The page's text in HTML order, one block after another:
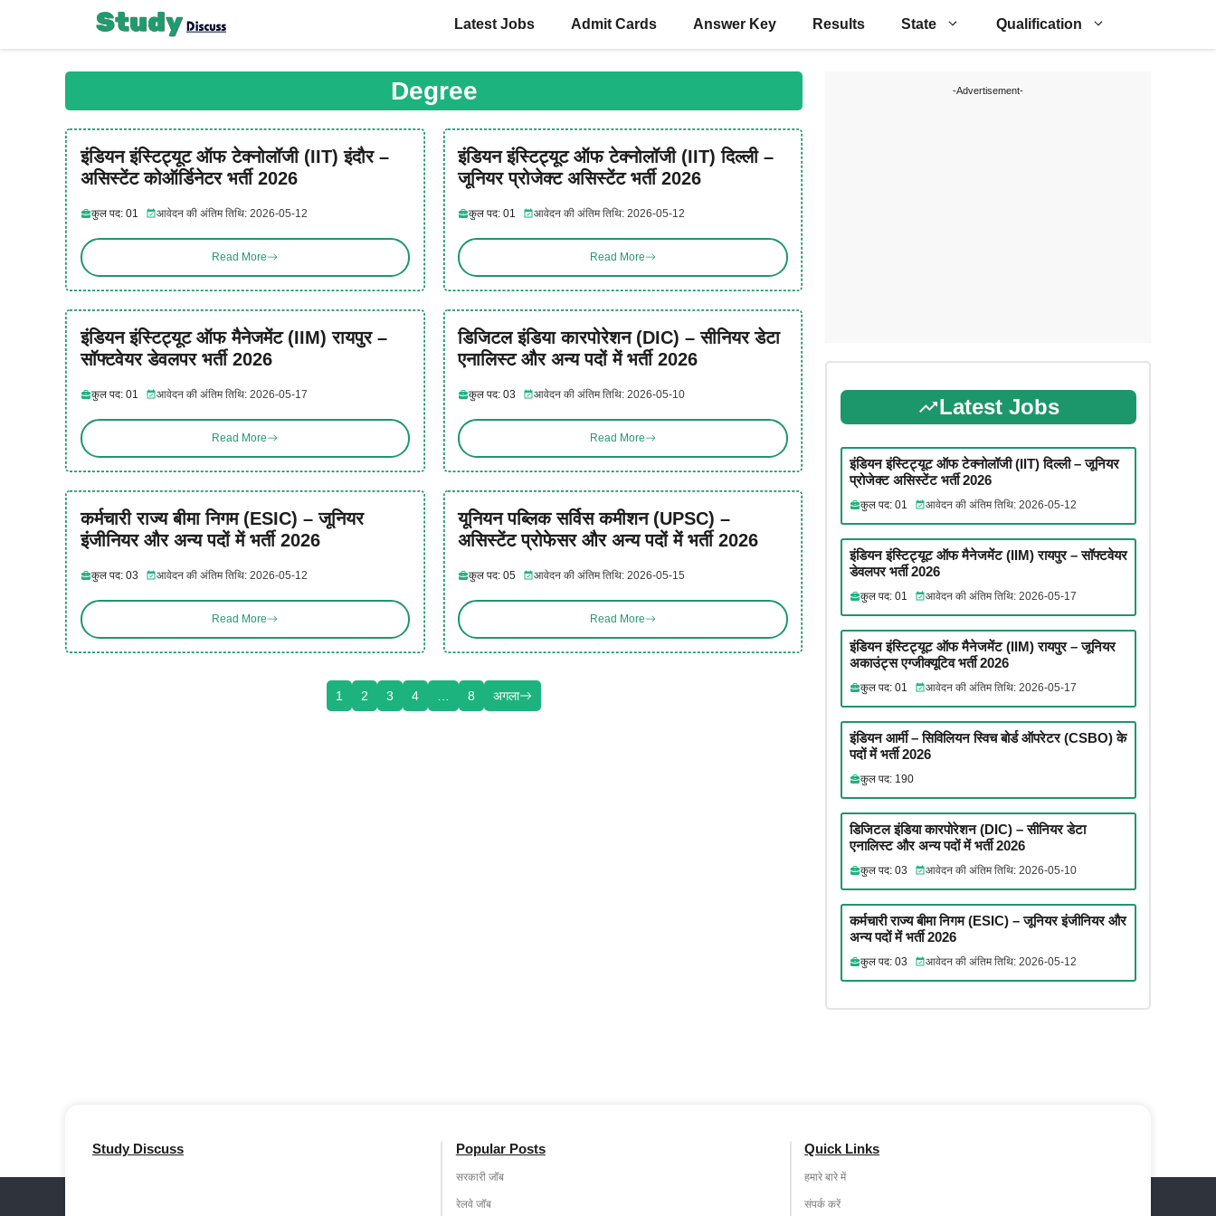
Latest Jobs Admit Cards Answer Key Results State Qualification
Degree
इंडियन इंस्टिट्यूट ऑफ टेक्नोलॉजी (IIT) इंदौर –
असिस्टेंट कोऑर्डिनेटर भर्ती 2026
कुल पद: 01 आवेदन की अंतिम तिथि: 2026-05-12
Read More
इंडियन इंस्टिट्यूट ऑफ टेक्नोलॉजी (IIT) दिल्ली –
जूनियर प्रोजेक्ट असिस्टेंट भर्ती 2026
कुल पद: 01 आवेदन की अंतिम तिथि: 2026-05-12
Read More
इंडियन इंस्टिट्यूट ऑफ मैनेजमेंट (IIM) रायपुर –
सॉफ्टवेयर डेवलपर भर्ती 2026
कुल पद: 01 आवेदन की अंतिम तिथि: 2026-05-17
Read More
डिजिटल इंडिया कारपोरेशन (DIC) – सीनियर डेटा
एनालिस्ट और अन्य पदों में भर्ती 2026
कुल पद: 03 आवेदन की अंतिम तिथि: 2026-05-10
Read More
कर्मचारी राज्य बीमा निगम (ESIC) – जूनियर
इंजीनियर और अन्य पदों में भर्ती 2026
कुल पद: 03 आवेदन की अंतिम तिथि: 2026-05-12
Read More
यूनियन पब्लिक सर्विस कमीशन (UPSC) –
असिस्टेंट प्रोफेसर और अन्य पदों में भर्ती 2026
कुल पद: 05 आवेदन की अंतिम तिथि: 2026-05-15
Read More
1 2 3 4 8 अगला
-Advertisement-
Latest Jobs
इंडियन इंस्टिट्यूट ऑफ टेक्नोलॉजी (IIT) दिल्ली – जूनियर
प्रोजेक्ट असिस्टेंट भर्ती 2026
कुल पद: 01 आवेदन की अंतिम तिथि: 2026-05-12
इंडियन इंस्टिट्यूट ऑफ मैनेजमेंट (IIM) रायपुर – सॉफ्टवेयर
डेवलपर भर्ती 2026
कुल पद: 01 आवेदन की अंतिम तिथि: 2026-05-17
इंडियन इंस्टिट्यूट ऑफ मैनेजमेंट (IIM) रायपुर – जूनियर
अकाउंट्स एग्जीक्यूटिव भर्ती 2026
कुल पद: 01 आवेदन की अंतिम तिथि: 2026-05-17
इंडियन आर्मी – सिविलियन स्विच बोर्ड ऑपरेटर (CSBO) के
पदों में भर्ती 2026
कुल पद: 190
डिजिटल इंडिया कारपोरेशन (DIC) – सीनियर डेटा
एनालिस्ट और अन्य पदों में भर्ती 2026
कुल पद: 03 आवेदन की अंतिम तिथि: 2026-05-10
कर्मचारी राज्य बीमा निगम (ESIC) – जूनियर इंजीनियर और
अन्य पदों में भर्ती 2026
कुल पद: 03 आवेदन की अंतिम तिथि: 2026-05-12
Study Discuss Popular Posts
सरकारी जॉब
रेलवे जॉब
Quick Links
हमारे बारे में
संपर्क करें